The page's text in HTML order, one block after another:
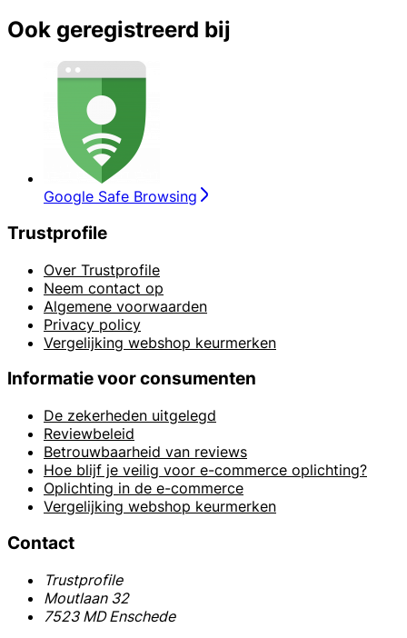
Ook geregistreerd bij
Google Safe Browsing
Trustprofile
Over Trustprofile
Neem contact op
Algemene voorwaarden
Privacy policy
Vergelijking webshop keurmerken
Informatie voor consumenten
De zekerheden uitgelegd
Reviewbeleid
Betrouwbaarheid van reviews
Hoe blijf je veilig voor e-commerce oplichting?
Oplichting in de e-commerce
Vergelijking webshop keurmerken
Contact
Trustprofile
Moutlaan 32
7523 MD Enschede